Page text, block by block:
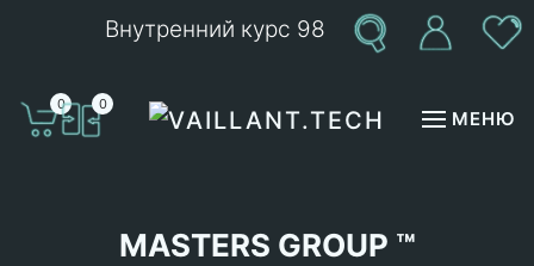
Внутренний курс 98
0 0
МЕНЮ
MASTERS GROUP ™